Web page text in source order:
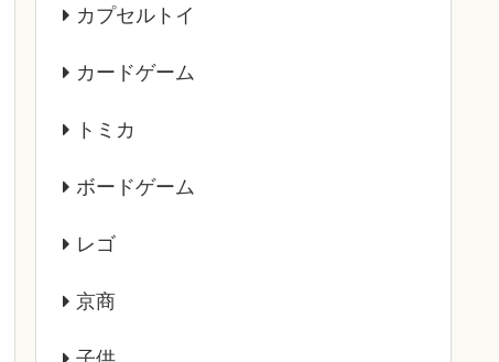
カプセルトイ
カードゲーム
トミカ
ボードゲーム
レゴ
京商